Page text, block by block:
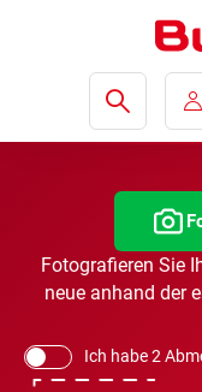
Fotografieren Sie
neue anhand der
Ich habe 2